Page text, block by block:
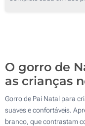
O gorro de
as crianças
Gorro de Pai Natal para
suaves e confortáveis.
branco, que contrastam